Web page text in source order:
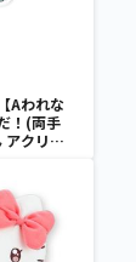
Aわれな
！(両手
アクリル